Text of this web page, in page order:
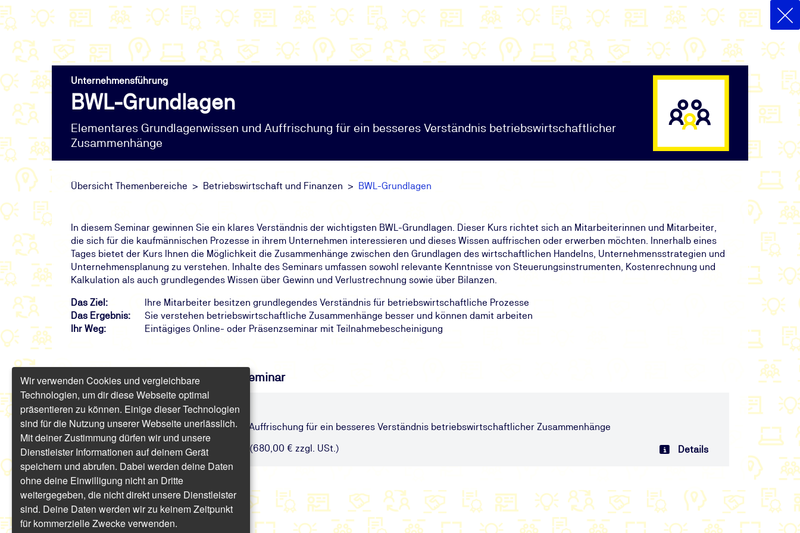
Unternehmensführung
BWL-Grundlagen
Elementares Grundlagenwissen und Auffrischung für ein besseres Verständnis betriebswirtschaftlicher
Zusammenhänge
Übersicht Themenbereiche Betriebswirtschaft und Finanzen BWL-Grundlagen
In diesem Seminar gewinnen Sie ein klares Verständnis der wichtigsten BWL-Grundlagen. Dieser Kurs richtet sich an Mitarbeiterinnen und Mitarbeiter,
die sich für die kaufmännischen Prozesse in ihrem Unternehmen interessieren und dieses Wissen auffrischen oder erwerben möchten. Innerhalb eines
Tages bietet der Kurs Ihnen die Möglichkeit die Zusammenhänge zwischen den Grundlagen des wirtschaftlichen Handelns, Unternehmensstrategien und
Unternehmensplanung zu verstehen. Inhalte des Seminars umfassen sowohl relevante Kenntnisse von Steuerungsinstrumenten, Kostenrechnung und
Kalkulation als auch grundlegendes Wissen über Gewinn und Verlustrechnung sowie über Bilanzen.
Das Ziel:
Ihre Mitarbeiter besitzen grundlegendes Verständnis für betriebswirtschaftliche Prozesse
Das Ergebnis:
Sie verstehen betriebswirtschaftliche Zusammenhänge besser und können damit arbeiten
Ihr Weg:
Eintägiges Online- oder Präsenzseminar mit Teilnahmebescheinigung
Finden Sie freie Termine für das Seminar
BWL-Grundlagen
Elementares Grundlagenwissen und Auffrischung für ein besseres Verständnis betriebswirtschaftlicher Zusammenhänge
Online | 1 Tag | ab 809,20 € inkl. USt. (680,00 € zzgl. USt.) Details
Wir verwenden Cookies und vergleichbare
Technologien, um dir diese Webseite optimal
präsentieren zu können. Einige dieser Technologien
sind für die Nutzung unserer Webseite unerlässlich.
Mit deiner Zustimmung dürfen wir und unsere
Dienstleister Informationen auf deinem Gerät
speichern und abrufen. Dabei werden deine Daten
ohne deine Einwilligung nicht an Dritte
weitergegeben, die nicht direkt unsere Dienstleister
sind. Deine Daten werden wir zu keinem Zeitpunkt
für kommerzielle Zwecke verwenden.